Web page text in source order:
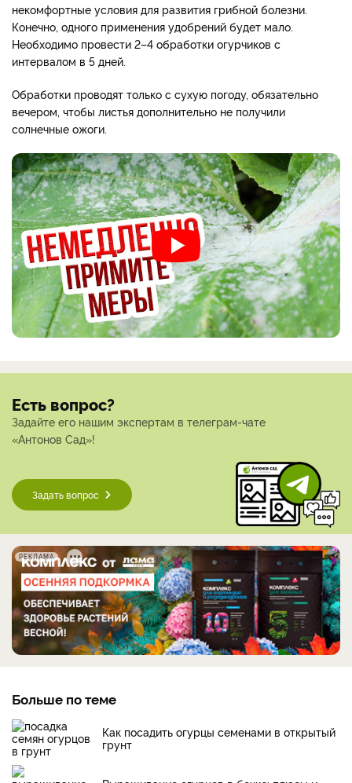
некомфортные условия для развития грибной болезни.
Конечно, одного применения удобрений будет мало.
Необходимо провести 2–4 обработки огурчиков с
интервалом в 5 дней.
Обработки проводят только с сухую погоду, обязательно
вечером, чтобы листья дополнительно не получили
солнечные ожоги.
Есть вопрос?
Задайте его нашим экспертам в телеграм-чате
«Антонов Сад»!
Задать вопрос
РЕКЛАМА
Больше по теме
Как посадить огурцы семенами в открытый
грунт